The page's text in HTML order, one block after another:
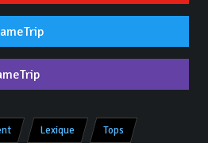
Lexique Tops